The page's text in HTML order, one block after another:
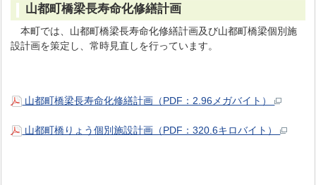
山都町橋梁長寿命化修繕計画
本町では、山都町橋梁長寿命化修繕計画及び山都町橋梁個別施
設計画を策定し、常時見直しを行っています。
山都町橋梁長寿命化修繕計画（PDF：2.96メガバイト）
山都町橋りょう個別施設計画（PDF：320.6キロバイト）